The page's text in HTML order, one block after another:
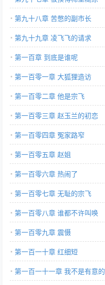
第九十八章 苦憋的副市长
第九十九章 凌飞飞的请求
第一百章 到底是谁呢
第一百零一章 大狐狸造访
第一百零二章 他是宗飞
第一百零三章 赵玉兰的初恋
第一百零四章 冤家路窄
第一百零五章 赵姐
第一百零六章 热闹了
第一百零七章 无耻的宗飞
第一百零八章 谁都不许叫唤
第一百零九章 震慑
第一百一十章 红细短
第一百一十一章 我不是有意的